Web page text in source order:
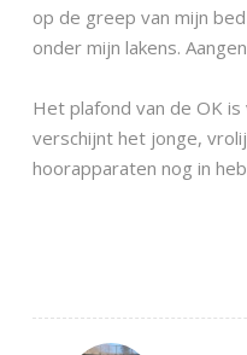
op de greep van mijn
onder mijn lakens.
Het plafond van de OK
verschijnt het jonge,
hoorapparaten nog in